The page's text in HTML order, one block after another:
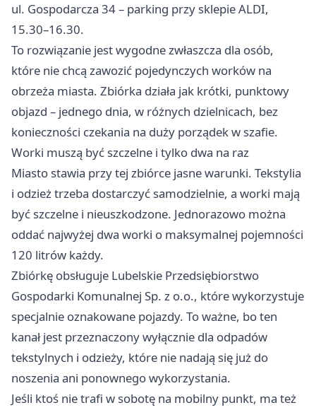
ul. Gospodarcza 34 – parking przy sklepie ALDI,
15.30–16.30.
To rozwiązanie jest wygodne zwłaszcza dla osób,
które nie chcą zawozić pojedynczych worków na
obrzeża miasta. Zbiórka działa jak krótki, punktowy
objazd – jednego dnia, w różnych dzielnicach, bez
konieczności czekania na duży porządek w szafie.
Worki muszą być szczelne i tylko dwa na raz
Miasto stawia przy tej zbiórce jasne warunki. Tekstylia
i odzież trzeba dostarczyć samodzielnie, a worki mają
być szczelne i nieuszkodzone. Jednorazowo można
oddać najwyżej dwa worki o maksymalnej pojemności
120 litrów każdy.
Zbiórkę obsługuje Lubelskie Przedsiębiorstwo
Gospodarki Komunalnej Sp. z o.o., które wykorzystuje
specjalnie oznakowane pojazdy. To ważne, bo ten
kanał jest przeznaczony wyłącznie dla odpadów
tekstylnych i odzieży, które nie nadają się już do
noszenia ani ponownego wykorzystania.
Jeśli ktoś nie trafi w sobotę na mobilny punkt, ma też